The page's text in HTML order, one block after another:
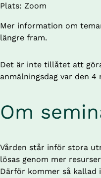
Plats: Zoom
Mer information om
längre fram.
Det är inte tillåtet att
anmälningsdag var den 4
Om
Vården står inför stora
lösas genom mer
Därför kommer så kallad